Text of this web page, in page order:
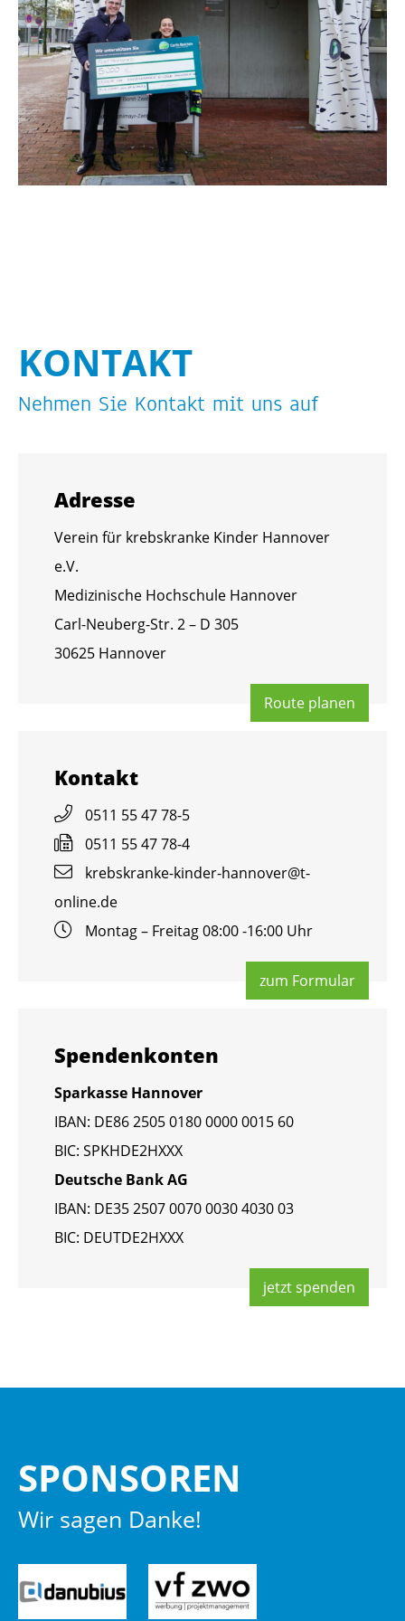
KON­TAKT
Neh­men Sie Kon­takt mit uns auf
Adres­se
Ver­ein für krebs­kran­ke Kin­der Han­no­ver
e.V.
Me­di­zi­ni­sche Hoch­schu­le Han­no­ver
Carl-Neu­berg-Str. 2 – D 305
30625 Han­no­ver
Route pla­nen
Kon­takt
0511 55 47 78-5
0511 55 47 78-4
krebs­kran­ke-kin­der-han­no­ver@​t-​
online.​de
Mon­tag – Frei­tag 08:00 -16:00 Uhr
zum For­mu­lar
Spen­den­kon­ten
Spar­kas­se Han­no­ver
IBAN: DE86 2505 0180 0000 0015 60
BIC: SPKHDE2HXXX
Deut­sche Bank AG
IBAN: DE35 2507 0070 0030 4030 03
BIC: DEUT­DE2HXXX
jetzt spen­den
SPON­SO­REN
Wir sagen Danke!